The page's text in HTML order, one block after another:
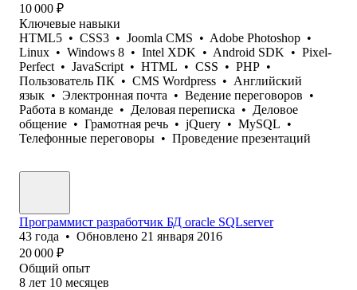
10 000 ₽
Ключевые навыки
HTML5 • CSS3 • Joomla CMS • Adobe Photoshop •
Linux • Windows 8 • Intel XDK • Android SDK • Pixel-
Perfect • JavaScript • HTML • CSS • PHP •
Пользователь ПК • CMS Wordpress • Английский
язык • Электронная почта • Ведение переговоров •
Работа в команде • Деловая переписка • Деловое
общение • Грамотная речь • jQuery • MySQL •
Телефонные переговоры • Проведение презентаций
Программист разработчик БД oracle SQLserver
43 года • Обновлено 21 января 2016
20 000 ₽
Общий опыт
8 лет 10 месяцев